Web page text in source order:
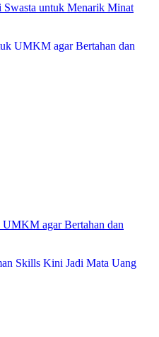
Swasta untuk Menarik Minat
agar Bertahan dan